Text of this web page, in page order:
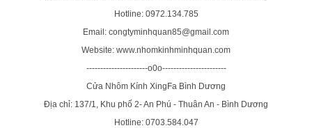
Hotline: 0972.134.785
Email: congtyminhquan85@gmail.com
Website: www.nhomkinhminhquan.com
----------------------o0o-----------------------
Cửa Nhôm Kính XingFa Bình Dương
Địa chỉ: 137/1, Khu phố 2- An Phú - Thuân An - Bình Dương
Hotline: 0703.584.047